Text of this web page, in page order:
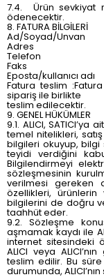
7.4. Ürün sevkiyat
ödenecektir.
8. FATURA BİLGİLERİ
Ad/Soyad/Unvan
Adres
Telefon
Faks
Eposta/kullanıcı adı
Fatura teslim
sipariş ile birlikte
teslim edilecektir.
9. GENEL HÜKÜMLER
9.1. ALICI,
temel nitelikleri,
bilgileri okuyup,
teyidi verdiğini
Bilgilendirmeyi
sözleşmesinin
verilmesi gereken
özellikleri,
bilgilerini de doğru
taahhüt eder.
9.2. Sözleşme
aşmamak kaydı ile
internet sitesindeki
ALICI veya
teslim edilir. Bu
durumunda,